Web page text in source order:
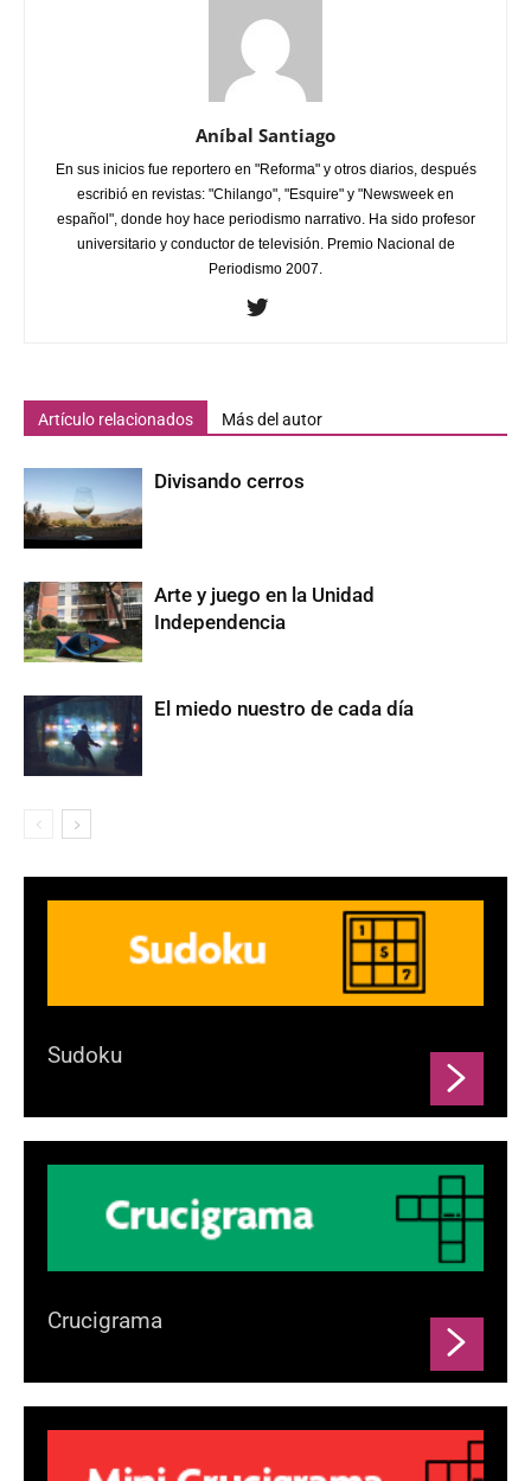
Aníbal Santiago
En sus inicios fue reportero en "Reforma" y otros diarios, después
escribió en revistas: "Chilango", "Esquire" y "Newsweek en
español", donde hoy hace periodismo narrativo. Ha sido profesor
universitario y conductor de televisión. Premio Nacional de
Periodismo 2007.
Artículo relacionados Más del autor
Divisando cerros
Arte y juego en la Unidad
Independencia
El miedo nuestro de cada día
Sudoku
Crucigrama